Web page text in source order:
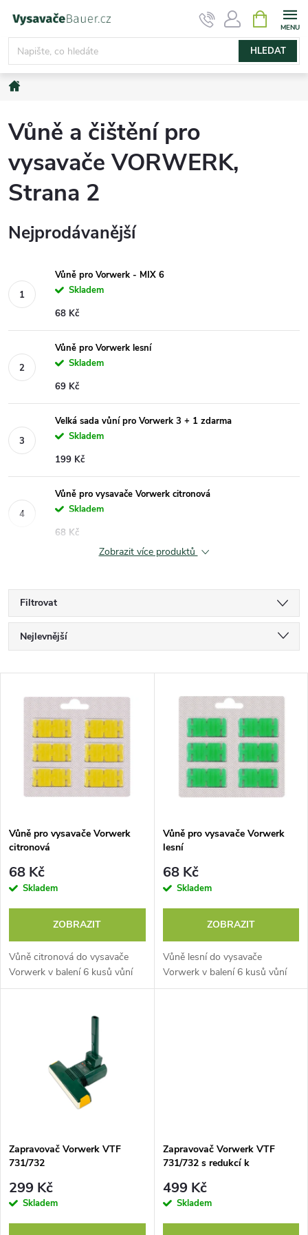
obsah
HLEDAT
NÁKUPNÍ
KOŠÍK
Vůně a čištění pro
vysavače VORWERK,
Strana 2
Nejprodávanější
Vůně pro Vorwerk - MIX 6
Skladem
68 Kč
Vůně pro Vorwerk lesní
Skladem
69 Kč
Velká sada vůní pro Vorwerk 3 + 1 zdarma
Skladem
199 Kč
Vůně pro vysavače Vorwerk citronová
Skladem
68 Kč
Zobrazit více produktů
Filtrovat
Ř
a
p
r
o
d
u
Nejlevnější
Abecedně
V
s
p
r
d
u
Vůně pro vysavače Vorwerk
citronová
68 Kč
Skladem
ZOBRAZIT
Vůně citronová do vysavače
Vorwerk v balení 6 kusů vůní
Vůně pro vysavače Vorwerk
lesní
68 Kč
Skladem
ZOBRAZIT
Vůně lesní do vysavače
Vorwerk v balení 6 kusů vůní
Zapravovač Vorwerk VTF
731/732
299 Kč
Skladem
Zapravovač Vorwerk VTF
731/732 s redukcí k
499 Kč
Skladem